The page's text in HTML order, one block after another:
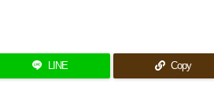
LINE Copy